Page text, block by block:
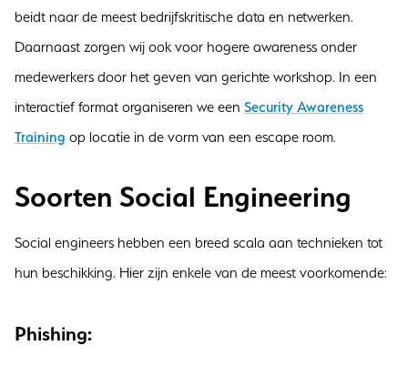
beidt naar de meest bedrijfskritische data en netwerken.
Daarnaast zorgen wij ook voor hogere awareness onder
medewerkers door het geven van gerichte workshop. In een
interactief format organiseren we een Security Awareness
Training op locatie in de vorm van een escape room.
Soorten Social Engineering
Social engineers hebben een breed scala aan technieken tot
hun beschikking. Hier zijn enkele van de meest voorkomende:
Phishing: